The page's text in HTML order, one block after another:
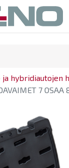
ja hybridiautojen
7 OSAA